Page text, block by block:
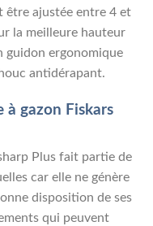
être ajustée entre 4 et
la meilleure hauteur
guidon ergonomique
antidérapant.
à gazon Fiskars
Plus fait partie de
car elle ne génère
disposition de ses
qui peuvent